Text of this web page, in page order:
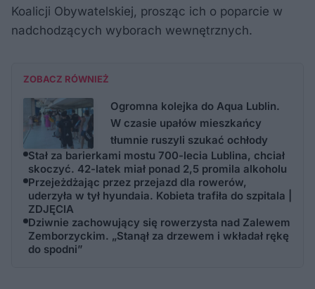
Koalicji Obywatelskiej, prosząc ich o poparcie w
nadchodzących wyborach wewnętrznych.
ZOBACZ RÓWNIEŻ
Ogromna kolejka do Aqua Lublin.
W czasie upałów mieszkańcy
tłumnie ruszyli szukać ochłody
Stał za barierkami mostu 700-lecia Lublina, chciał
skoczyć. 42-latek miał ponad 2,5 promila alkoholu
Przejeżdżając przez przejazd dla rowerów,
uderzyła w tył hyundaia. Kobieta trafiła do szpitala |
ZDJĘCIA
Dziwnie zachowujący się rowerzysta nad Zalewem
Zemborzyckim. „Stanął za drzewem i wkładał rękę
do spodni”